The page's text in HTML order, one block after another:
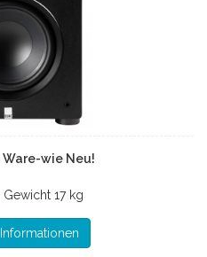
Ware-wie Neu!
Gewicht 17 kg